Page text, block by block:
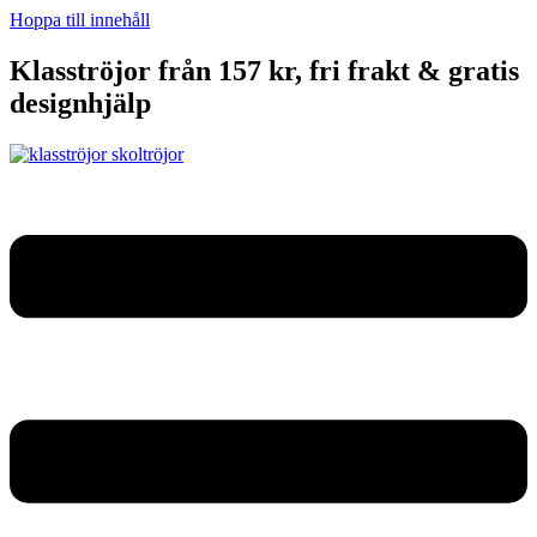
Hoppa till innehåll
Klasströjor från 157 kr, fri frakt & gratis
designhjälp